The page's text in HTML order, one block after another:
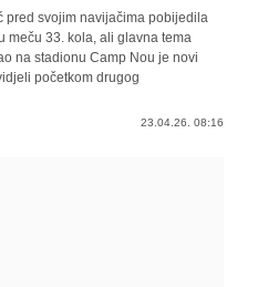
pred svojim navijačima pobijedila
meču 33. kola, ali glavna tema
na stadionu Camp Nou je novi
početkom drugog
23.04.26. 08:16